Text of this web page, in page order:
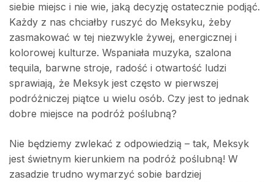
siebie miejsc i nie wie, jaką decyzję ostatecznie podjąć.
Każdy z nas chciałby ruszyć do Meksyku, żeby
zasmakować w tej niezwykle żywej, energicznej i
kolorowej kulturze. Wspaniała muzyka, szalona
tequila, barwne stroje, radość i otwartość ludzi
sprawiają, że Meksyk jest często w pierwszej
podróżniczej piątce u wielu osób. Czy jest to jednak
dobre miejsce na podróż poślubną?
Nie będziemy zwlekać z odpowiedzią – tak, Meksyk
jest świetnym kierunkiem na podróż poślubną! W
zasadzie trudno wymarzyć sobie bardziej